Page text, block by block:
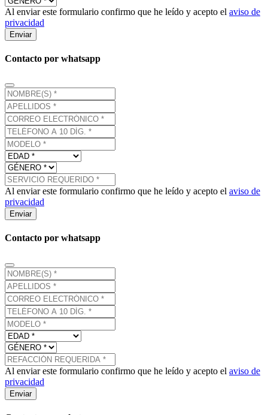
Al enviar este formulario confirmo que he leído y acepto el aviso de
privacidad
Enviar
Contacto por whatsapp
Al enviar este formulario confirmo que he leído y acepto el aviso de
privacidad
Enviar
Contacto por whatsapp
Al enviar este formulario confirmo que he leído y acepto el aviso de
privacidad
Enviar